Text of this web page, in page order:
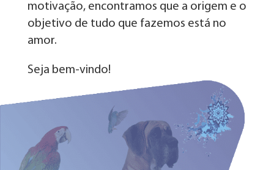
motivação, encontramos que a origem e o
objetivo de tudo que fazemos está no
amor.
Seja bem-vindo!